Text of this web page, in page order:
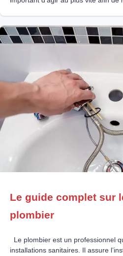
Le guide complet sur
plombier
Le plombier est un professionnel
installations sanitaires. Il assure